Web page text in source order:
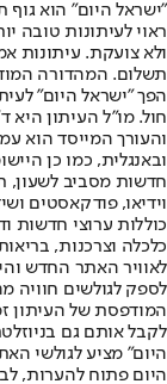
"ישראל היום" הוא
ראוי לעיתונות טובה
ולא צועקת. עיתונות
הפך "ישראל היום"
חול. מו"ל העיתון היא
והעורך המייסד הוא
חדשות מסביב לשעון,
וידיאו, פודקאסטים
כוללות ערוצי חדשות
לאוויר האתר החדש
לספק לגולשים חוויה
המודפסת של העיתון
לקבל אותם גם
היום" מציע לגולשי
היום פתוח להערות,